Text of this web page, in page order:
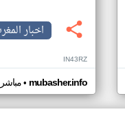
اخبار
IN43RZ
مباشر• mubasher.info